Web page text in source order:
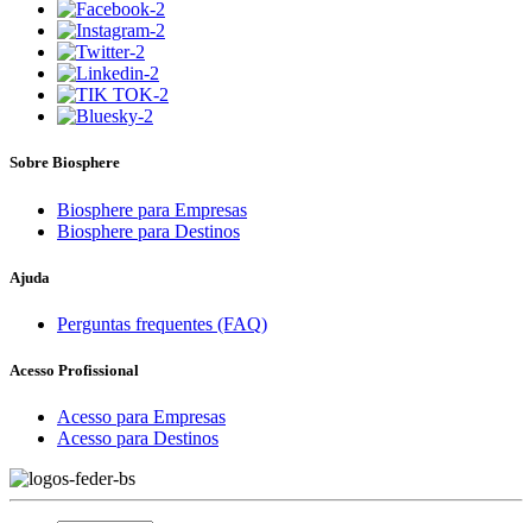
Sobre Biosphere
Biosphere para Empresas
Biosphere para Destinos
Ajuda
Perguntas frequentes (FAQ)
Acesso Profissional
Acesso para Empresas
Acesso para Destinos